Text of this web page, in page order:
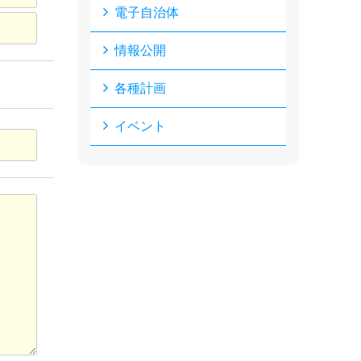
電子自治体
情報公開
各種計画
イベント